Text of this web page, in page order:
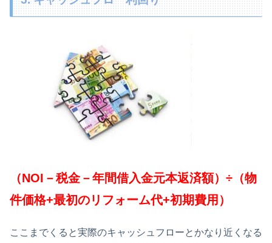
（NOI－税金－年間借入金元本返済額）÷（物
件価格+最初のリフォーム代+初期費用）
ここまでくると実際のキャッシュフローとかなり近くなる